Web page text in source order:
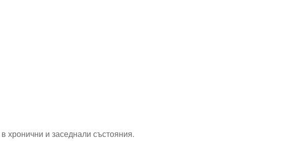
хронични и заседнали състояния.